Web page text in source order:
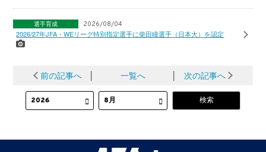
選手育成 2026/08/04
2026/27年JFA・WEリーグ特別指定選手に柴田瞳選手（日本大）を認定
前の記事へ │ 一覧へ │ 次の記事へ